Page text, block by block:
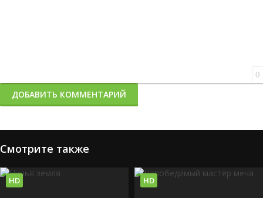
0
ДОБАВИТЬ КОММЕНТАРИЙ
Смотрите также
HD HD